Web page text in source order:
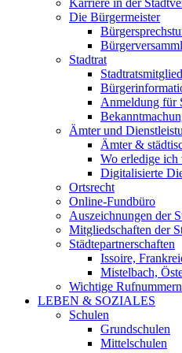
Karriere in der
Die Bürgermeister
Stadtrat
Anmeldung für
Ämter und
Ämter &
Wo erledige ich
Digitalisierte
Ortsrecht
Online-Fundbüro
Auszeichnungen der
Mitgliedschaften der
Städtepartnerschaften
Issoire,
Mistelbach,
Wichtige Rufnummern
LEBEN & SOZIALES
Schulen
Grundschulen
Mittelschulen